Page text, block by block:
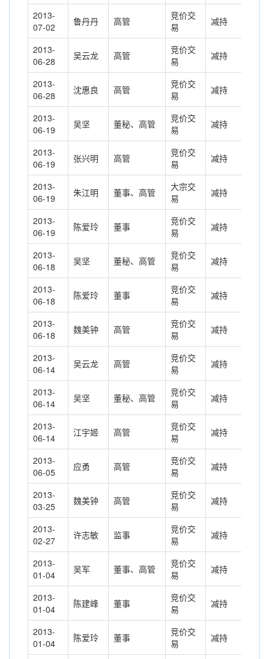
2013-
07-02
鲁丹丹 高管
竞价交
易
减持
2013-
06-28
吴云龙 高管
竞价交
易
减持
2013-
06-28
沈惠良 高管
竞价交
易
减持
2013-
06-19
吴坚 董秘、高管
竞价交
易
减持
2013-
06-19
张兴明 高管
竞价交
易
减持
2013-
06-19
朱江明 董事、高管
大宗交
易
减持
2013-
06-19
陈爱玲 董事
竞价交
易
减持
2013-
06-18
吴坚 董秘、高管
竞价交
易
减持
2013-
06-18
陈爱玲 董事
竞价交
易
减持
2013-
06-18
魏美钟 高管
竞价交
易
减持
2013-
06-14
吴云龙 高管
竞价交
易
减持
2013-
06-14
吴坚 董秘、高管
竞价交
易
减持
2013-
06-14
江宇姬 高管
竞价交
易
减持
2013-
06-05
应勇 高管
竞价交
易
减持
2013-
03-25
魏美钟 高管
竞价交
易
减持
2013-
02-27
许志敏 监事
竞价交
易
减持
2013-
01-04
吴军 董事、高管
竞价交
易
减持
2013-
01-04
陈建峰 董事
竞价交
易
减持
2013-
01-04
陈爱玲 董事
竞价交
易
减持